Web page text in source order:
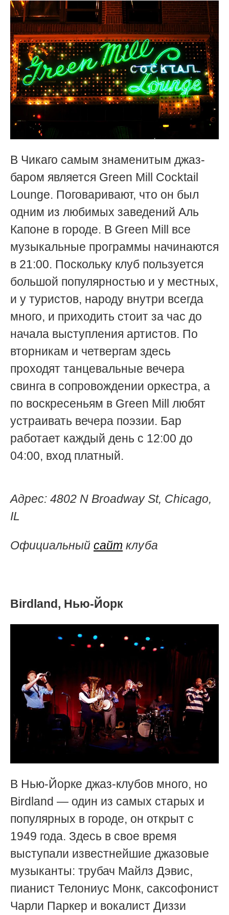
В Чикаго самым знаменитым джаз-
баром является Green Mill Cocktail
Lounge. Поговаривают, что он был
одним из любимых заведений Аль
Капоне в городе. В Green Mill все
музыкальные программы начинаются
в 21:00. Поскольку клуб пользуется
большой популярностью и у местных,
и у туристов, народу внутри всегда
много, и приходить стоит за час до
начала выступления артистов. По
вторникам и четвергам здесь
проходят танцевальные вечера
свинга в сопровождении оркестра, а
по воскресеньям в Green Mill любят
устраивать вечера поэзии. Бар
работает каждый день с 12:00 до
04:00, вход платный.
Адрес: 4802 N Broadway St, Chicago,
IL
Официальный сайт клуба
Birdland, Нью-Йорк
В Нью-Йорке джаз-клубов много, но
Birdland — один из самых старых и
популярных в городе, он открыт с
1949 года. Здесь в свое время
выступали известнейшие джазовые
музыканты: трубач Майлз Дэвис,
пианист Телониус Монк, саксофонист
Чарли Паркер и вокалист Диззи